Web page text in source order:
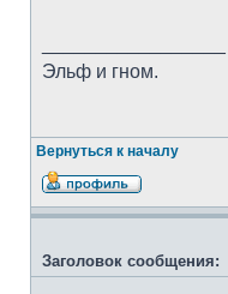
Эльф и гном.
Вернуться к началу
Заголовок сообщения: